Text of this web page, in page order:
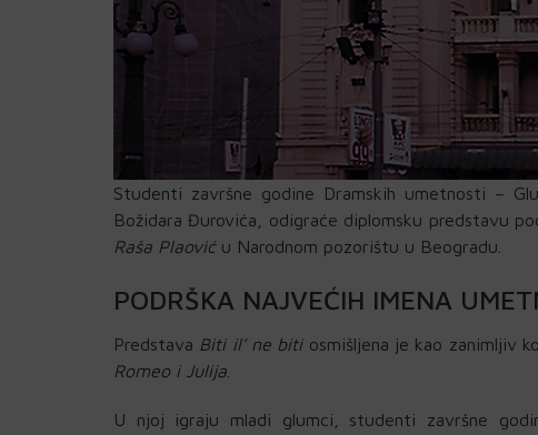
Studenti završne godine Dramskih umetnosti –
Božidara Đurovića, odigraće diplomsku predstavu
Raša Plaoviću Narodnom pozorištu u Beogradu.
PODRŠKA NAJVEĆIH IMENA
Predstava Biti il’ ne bitiosmišljena je kao zanimljiv
Romeo i Julija
U njoj igraju mladi glumci, studenti završne